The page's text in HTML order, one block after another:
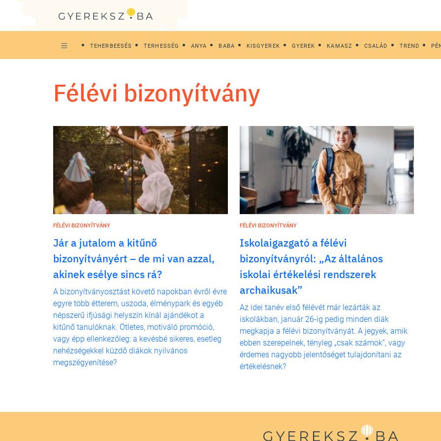
TEHERBEESÉS TERHESSÉG ANYA BABA KISGYEREK GYEREK KAMASZ CSALÁD TREND
félévi bizonyítvány
FÉLÉVI BIZONYÍTVÁNY
Jár a jutalom a kitűnő
bizonyítványért – de mi van azzal,
akinek esélye sincs rá?
A bizonyítványosztást követő napokban évről évre
egyre több étterem, uszoda, élménypark és egyéb
népszerű ifjúsági helyszín kínál ajándékot a
kitűnő tanulóknak. Ötletes, motiváló promóció,
vagy épp ellenkezőleg: a kevésbé sikeres, esetleg
nehézségekkel küzdő diákok nyilvános
megszégyenítése?
FÉLÉVI BIZONYÍTVÁNY
Iskolaigazgató a félévi
bizonyítványról: „Az általános
iskolai értékelési rendszerek
archaikusak”
Az idei tanév első félévét már lezárták az
iskolákban, január 26-ig pedig minden diák
megkapja a félévi bizonyítványát. A jegyek, amik
ebben szerepelnek, tényleg „csak számok”, vagy
érdemes nagyobb jelentőséget tulajdonítani az
értékelésnek?